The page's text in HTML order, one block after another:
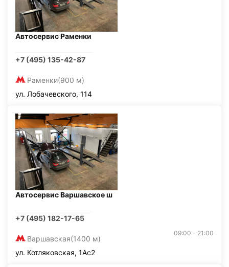
Автосервис Раменки
+7 (495) 135-42-87
Раменки(900 м)
ул. Лобачевского, 114
Автосервис Варшавское ш
+7 (495) 182-17-65
Варшавская(1400 м)
09:00 - 21:00
ул. Котляковская, 1Ас2